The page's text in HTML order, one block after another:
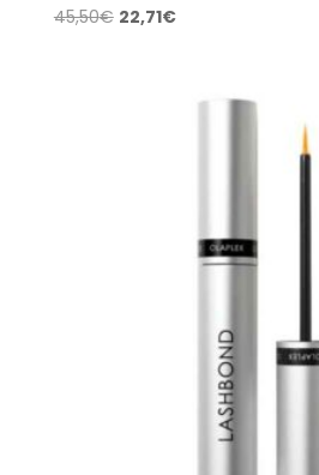
45,50€ El
22,71€El